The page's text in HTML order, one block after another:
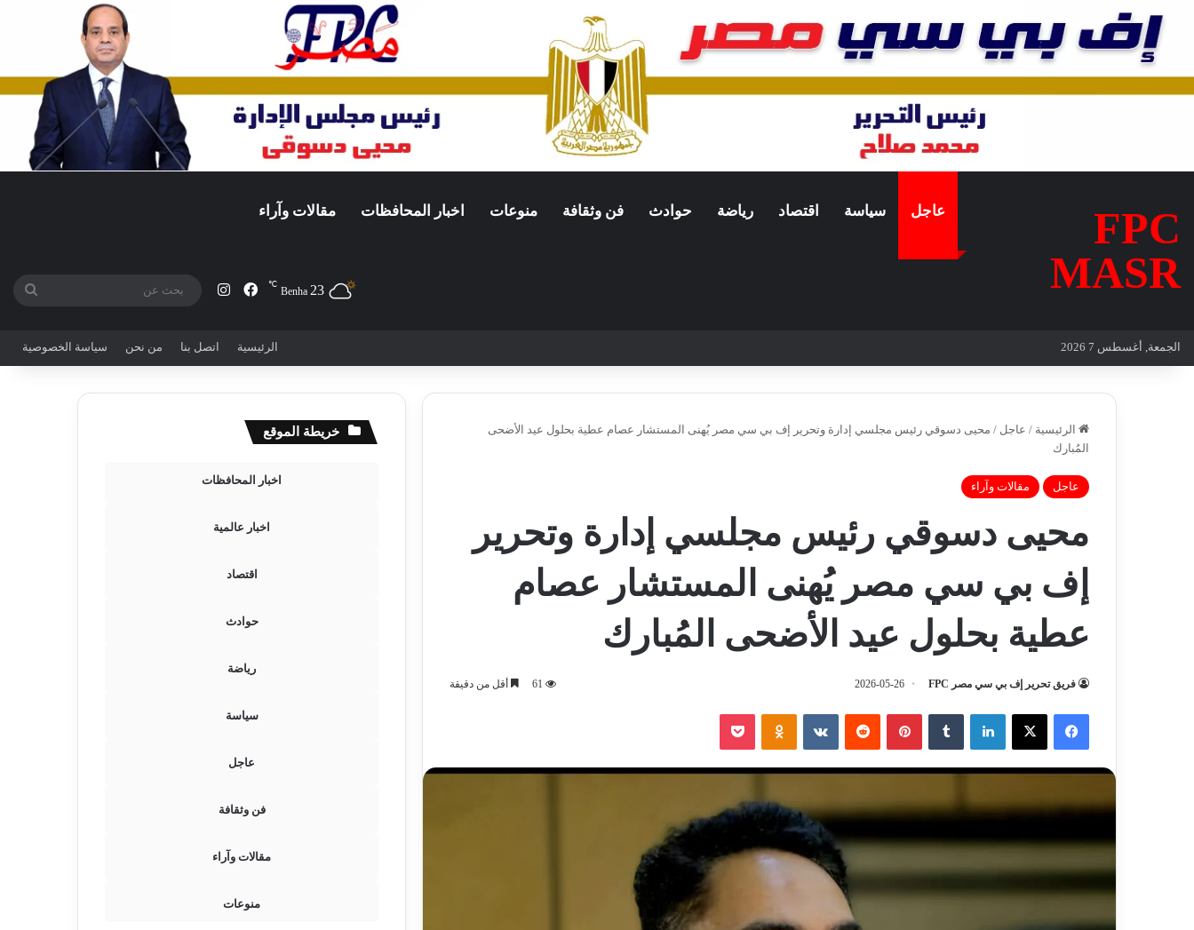
FPC
MASR
عاجل سياسة اقتصاد رياضة حوادث فن وثقافة منوعات اخبار المحافظات مقالات وآراء
Benha 23
℃ فيسبوكانستقرام
الجمعة, أغسطس 7 2026 الرئيسية اتصل بنا من نحن سياسة الخصوصية
الرئيسية / عاجل / محيى دسوقي رئيس مجلسي إدارة وتحرير إف بي سي مصر يُهنى المستشار عصام عطية بحلول عيد الأضحى
المُبارك
عاجل مقالات وآراء
محيى دسوقي رئيس مجلسي إدارة وتحرير
إف بي سي مصر يُهنى المستشار عصام
عطية بحلول عيد الأضحى المُبارك
فريق تحرير إف بي سي مصر FPC 2026-05-26
61 أقل من دقيقة
فيسبوك ‫X لينكدإن بينتيريست
خريطة الموقع
اخبار المحافظات
اخبار عالمية
اقتصاد
حوادث
رياضة
سياسة
عاجل
فن وثقافة
مقالات وآراء
منوعات